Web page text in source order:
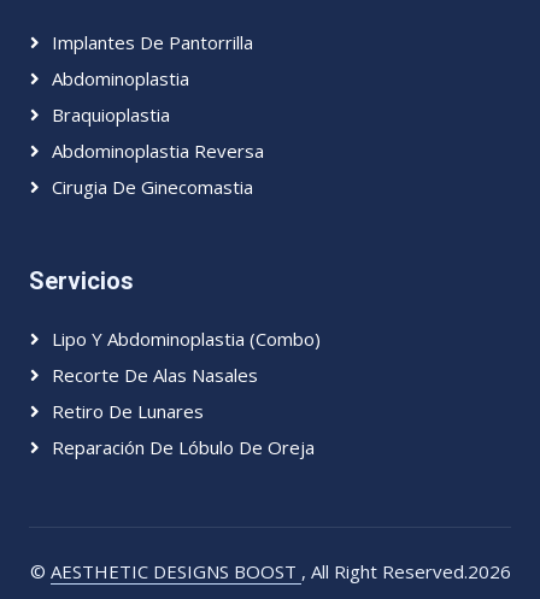
Implantes De Pantorrilla
Abdominoplastia
Braquioplastia
Abdominoplastia Reversa
Cirugia De Ginecomastia
Servicios
Lipo Y Abdominoplastia (Combo)
Recorte De Alas Nasales
Retiro De Lunares
Reparación De Lóbulo De Oreja
© AESTHETIC DESIGNS BOOST , All Right Reserved.2026